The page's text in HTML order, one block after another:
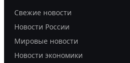
Свежие новости
Новости России
Мировые новости
Новости экономики